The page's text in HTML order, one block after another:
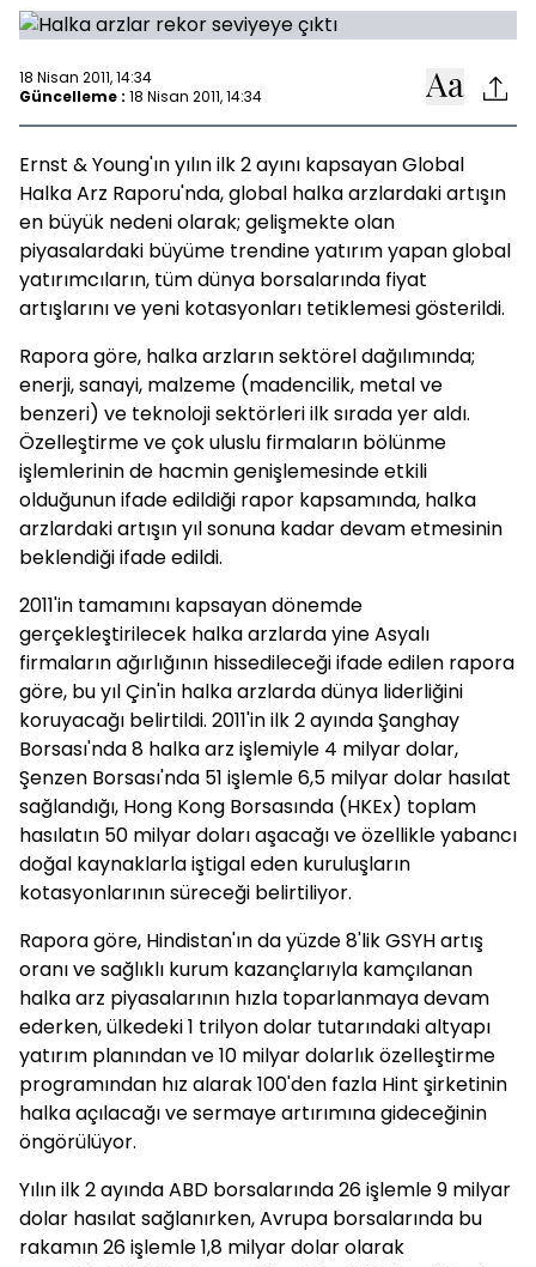
18 Nisan 2011, 14:34
Güncelleme : 18 Nisan 2011, 14:34
Ernst & Young'ın yılın ilk 2 ayını kapsayan Global
Halka Arz Raporu'nda, global halka arzlardaki artışın
en büyük nedeni olarak; gelişmekte olan
piyasalardaki büyüme trendine yatırım yapan global
yatırımcıların, tüm dünya borsalarında fiyat
artışlarını ve yeni kotasyonları tetiklemesi gösterildi.
Rapora göre, halka arzların sektörel dağılımında;
enerji, sanayi, malzeme (madencilik, metal ve
benzeri) ve teknoloji sektörleri ilk sırada yer aldı.
Özelleştirme ve çok uluslu firmaların bölünme
işlemlerinin de hacmin genişlemesinde etkili
olduğunun ifade edildiği rapor kapsamında, halka
arzlardaki artışın yıl sonuna kadar devam etmesinin
beklendiği ifade edildi.
2011'in tamamını kapsayan dönemde
gerçekleştirilecek halka arzlarda yine Asyalı
firmaların ağırlığının hissedileceği ifade edilen rapora
göre, bu yıl Çin'in halka arzlarda dünya liderliğini
koruyacağı belirtildi. 2011'in ilk 2 ayında Şanghay
Borsası'nda 8 halka arz işlemiyle 4 milyar dolar,
Şenzen Borsası'nda 51 işlemle 6,5 milyar dolar hasılat
sağlandığı, Hong Kong Borsasında (HKEx) toplam
hasılatın 50 milyar doları aşacağı ve özellikle yabancı
doğal kaynaklarla iştigal eden kuruluşların
kotasyonlarının süreceği belirtiliyor.
Rapora göre, Hindistan'ın da yüzde 8'lik GSYH artış
oranı ve sağlıklı kurum kazançlarıyla kamçılanan
halka arz piyasalarının hızla toparlanmaya devam
ederken, ülkedeki 1 trilyon dolar tutarındaki altyapı
yatırım planından ve 10 milyar dolarlık özelleştirme
programından hız alarak 100'den fazla Hint şirketinin
halka açılacağı ve sermaye artırımına gideceğinin
öngörülüyor.
Yılın ilk 2 ayında ABD borsalarında 26 işlemle 9 milyar
dolar hasılat sağlanırken, Avrupa borsalarında bu
rakamın 26 işlemle 1,8 milyar dolar olarak